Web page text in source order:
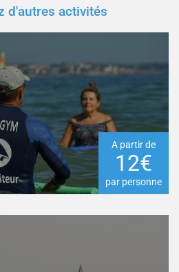
d'autres activités
A partir de
12€
par personne